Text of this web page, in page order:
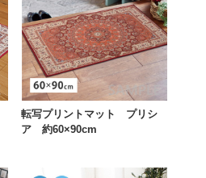
転写プリントマット プリシ
ア 約60×90cm